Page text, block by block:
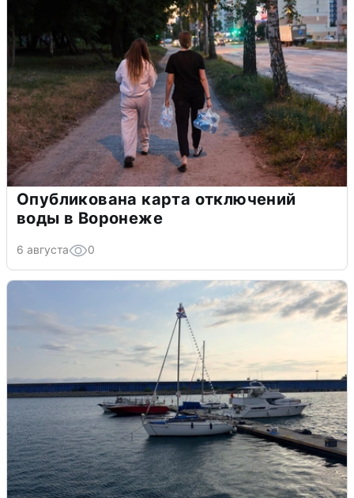
Опубликована карта отключений
воды в Воронеже
6 августа 0